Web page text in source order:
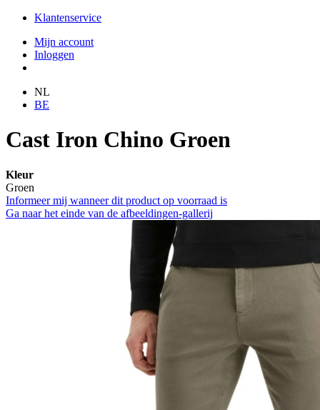
Klantenservice
Mijn account
Inloggen
NL
BE
Cast Iron Chino Groen
Kleur
Groen
Informeer mij wanneer dit product op voorraad is
Ga naar het einde van de afbeeldingen-gallerij